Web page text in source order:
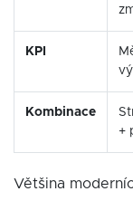
KPI
Kombinace
+
Většina